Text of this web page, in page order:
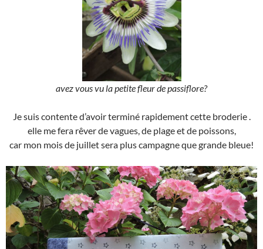
avez vous vu la petite fleur de passiflore?
Je suis contente d’avoir terminé rapidement cette broderie .
elle me fera rêver de vagues, de plage et de poissons,
car mon mois de juillet sera plus campagne que grande bleue!